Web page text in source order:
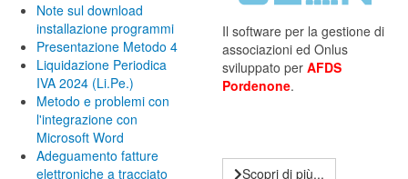
Note sul download
installazione programmi
Presentazione Metodo 4
Liquidazione Periodica
IVA 2024 (Li.Pe.)
Metodo e problemi con
l'integrazione con
Microsoft Word
Adeguamento fatture
elettroniche a tracciato
Il software per la gestione di
associazioni ed Onlus
sviluppato per AFDS
Pordenone.
Scopri di più...